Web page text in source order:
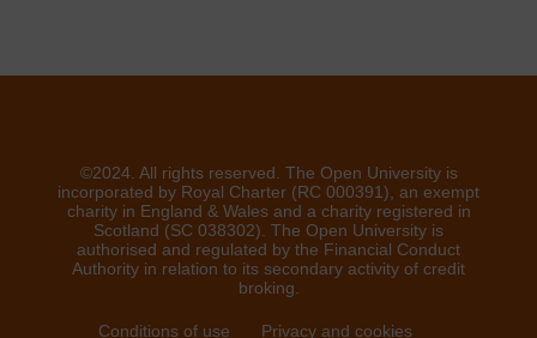
©2024. All rights reserved. The Open University is
incorporated by Royal Charter (RC 000391), an exempt
charity in England & Wales and a charity registered in
Scotland (SC 038302). The Open University is
authorised and regulated by the Financial Conduct
Authority in relation to its secondary activity of credit
broking.
Conditions of use
Privacy and cookies